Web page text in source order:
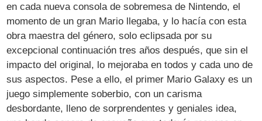
en cada nueva consola de sobremesa de Nintendo, el
momento de un gran Mario llegaba, y lo hacía con esta
obra maestra del género, solo eclipsada por su
excepcional continuación tres años después, que sin el
impacto del original, lo mejoraba en todos y cada uno de
sus aspectos. Pese a ello, el primer Mario Galaxy es un
juego simplemente soberbio, con un carisma
desbordante, lleno de sorprendentes y geniales idea,